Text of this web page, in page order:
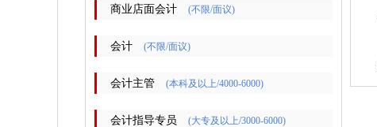
商业店面会计 (不限/面议)
会计 (不限/面议)
会计主管 (本科及以上/4000-6000)
会计指导专员 (大专及以上/3000-6000)